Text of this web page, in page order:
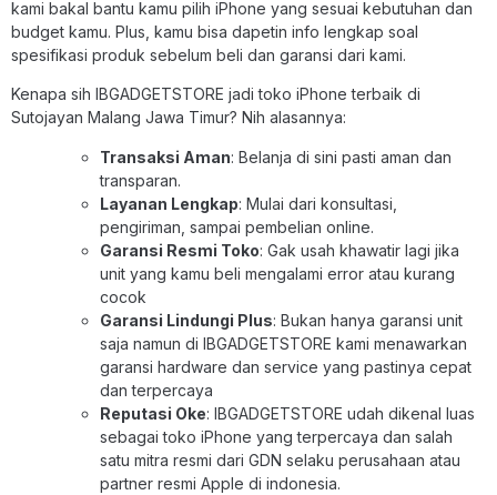
kami bakal bantu kamu pilih iPhone yang sesuai kebutuhan dan
budget kamu. Plus, kamu bisa dapetin info lengkap soal
spesifikasi produk sebelum beli dan garansi dari kami.
Kenapa sih IBGADGETSTORE jadi toko iPhone terbaik di
Sutojayan Malang Jawa Timur? Nih alasannya:
Transaksi Aman: Belanja di sini pasti aman dan
transparan.
Layanan Lengkap: Mulai dari konsultasi,
pengiriman, sampai pembelian online.
Garansi Resmi Toko: Gak usah khawatir lagi jika
unit yang kamu beli mengalami error atau kurang
cocok
Garansi Lindungi Plus: Bukan hanya garansi unit
saja namun di IBGADGETSTORE kami menawarkan
garansi hardware dan service yang pastinya cepat
dan terpercaya
Reputasi Oke: IBGADGETSTORE udah dikenal luas
sebagai toko iPhone yang terpercaya dan salah
satu mitra resmi dari GDN selaku perusahaan atau
partner resmi Apple di indonesia.